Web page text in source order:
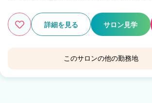
詳細を見る サロン見学
このサロンの他の勤務地
Tink 大船【ティンク】